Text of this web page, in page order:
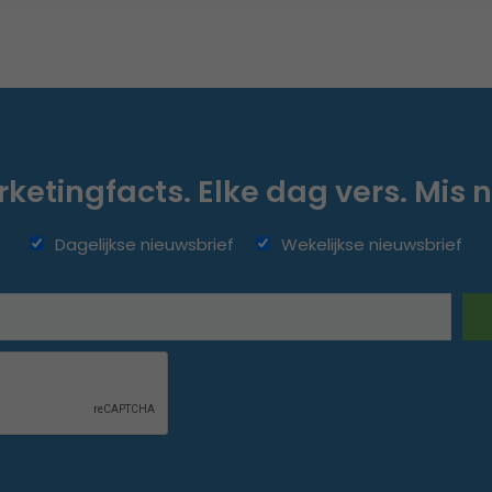
Elke dag vers. Mis
Dagelijkse nieuwsbrief Wekelijkse nieuwsbrief